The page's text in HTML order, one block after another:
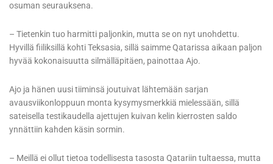
osuman seurauksena.
– Tietenkin tuo harmitti paljonkin, mutta se on nyt unohdettu.
Hyvillä fiiliksillä kohti Teksasia, sillä saimme Qatarissa aikaan paljon
hyvää kokonaisuutta silmälläpitäen, painottaa Ajo.
Ajo ja hänen uusi tiiminsä joutuivat lähtemään sarjan
avausviikonloppuun monta kysymysmerkkiä mielessään, sillä
sateisella testikaudella ajettujen kuivan kelin kierrosten saldo
ynnättiin kahden käsin sormin.
– Meillä ei ollut tietoa todellisesta tasosta Qatariin tultaessa, mutta